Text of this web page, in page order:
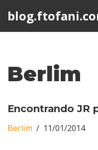
Berlim
Encontrando JR
Berlim 11/01/2014